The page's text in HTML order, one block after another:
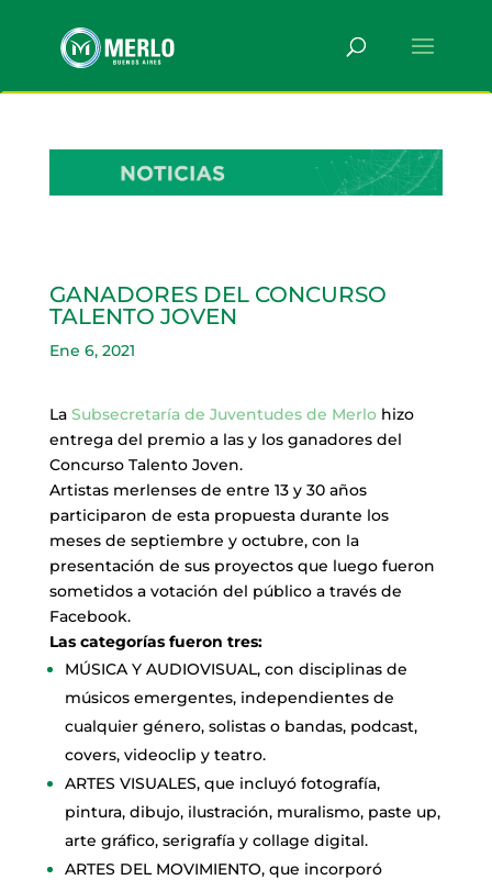
GANADORES DEL CONCURSO
TALENTO JOVEN
Ene 6, 2021
La Subsecretaría de Juventudes de Merlo hizo
entrega del premio a las y los ganadores del
Concurso Talento Joven.
Artistas merlenses de entre 13 y 30 años
participaron de esta propuesta durante los
meses de septiembre y octubre, con la
presentación de sus proyectos que luego fueron
sometidos a votación del público a través de
Facebook.
Las categorías fueron tres:
MÚSICA Y AUDIOVISUAL, con disciplinas de
músicos emergentes, independientes de
cualquier género, solistas o bandas, podcast,
covers, videoclip y teatro.
ARTES VISUALES, que incluyó fotografía,
pintura, dibujo, ilustración, muralismo, paste up,
arte gráfico, serigrafía y collage digital.
ARTES DEL MOVIMIENTO, que incorporó